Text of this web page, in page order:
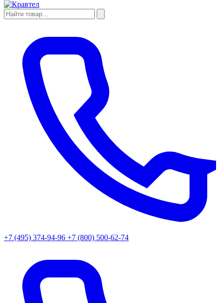
+7 (495) 374-94-96 +7 (800) 500-62-74